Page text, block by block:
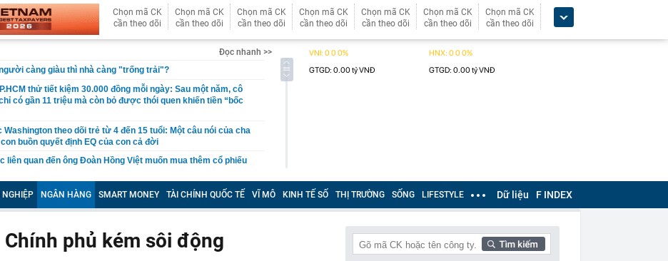
Chọn mã CK
cần theo dõi
Chọn mã CK
cần theo dõi
Chọn mã CK
cần theo dõi
Chọn mã CK
cần theo dõi
Chọn mã CK
cần theo dõi
Chọn mã CK
cần theo dõi
Chọn mã CK
cần theo dõi
Đọc nhanh >>
càng giàu thì nhà càng "trống trải"?
thử tiết kiệm 30.000 đồng mỗi ngày: Sau một năm, cô
có gần 11 triệu mà còn bỏ được thói quen khiến tiền “bốc
Washington theo dõi trẻ từ 4 đến 15 tuổi: Một câu nói của cha
buồn quyết định EQ của con cả đời
liên quan đến ông Đoàn Hồng Việt muốn mua thêm cổ phiếu
đưa ra khuyến nghị quan trọng cho nhà đầu tư chứng
vào nhóm 500 doanh nghiệp lớn nhất thế giới
quyền cổ tức tuần 10-14/8: Một ngân hàng lớn "lăn chốt", cổ
NGHIỆP NGÂN HÀNG SMART MONEY TÀI CHÍNH QUỐC TẾ VĨ MÔ KINH TẾ SỐ THỊ TRƯỜNG SỐNG LIFESTYLE Dữ liệu F INDEX
phủ kém sôi động